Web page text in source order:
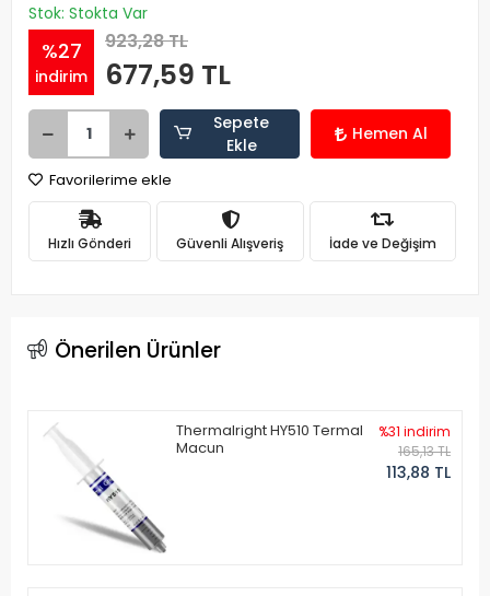
Stok: Stokta Var
%27
indirim
923,28 TL
677,59 TL
Sepete
Ekle
Hemen Al
Favorilerime ekle
Hızlı Gönderi Güvenli Alışveriş İade ve Değişim
Önerilen Ürünler
Thermalright HY510 Termal
Macun
%31 indirim
165,13 TL
113,88 TL